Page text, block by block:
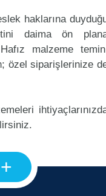
haklarına
daima ön
malzeme
özel siparişlerinize
+